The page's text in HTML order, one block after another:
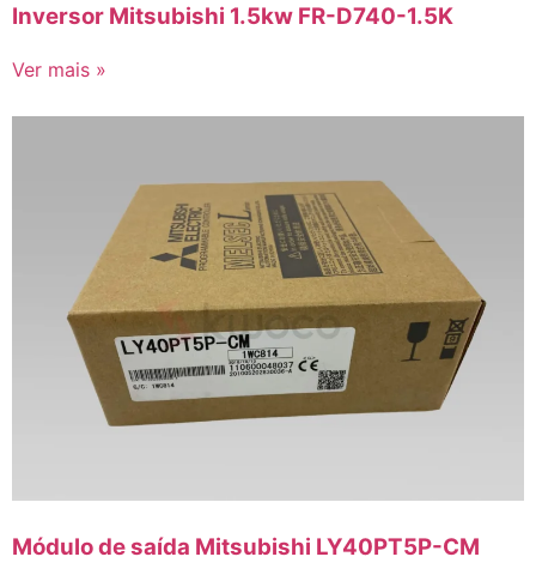
Inversor Mitsubishi 1.5kw FR-D740-1.5K
Ver mais »
Módulo de saída Mitsubishi LY40PT5P-CM